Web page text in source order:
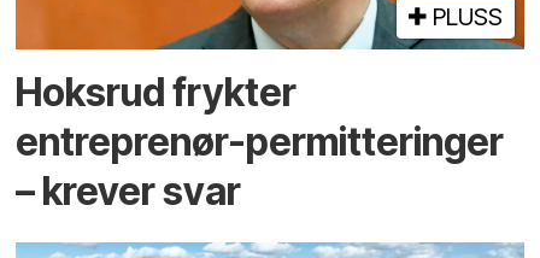
PLUSS
Hoksrud frykter
entreprenør-permitteringer
– krever svar